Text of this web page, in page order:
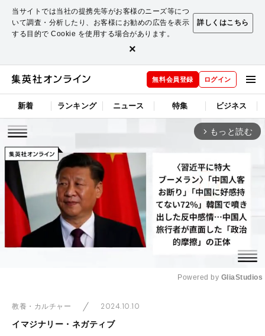
当サイトでは当社の提携先等がお客様のニーズ等につ
いて調査・分析したり、お客様にお勧めの広告を表示
する目的で Cookie を使用する場合があります。
詳しくはこちら
×
無料会員登録 ログイン
新着 ランキング ニュース 特集 ビジネス
arrow_forward_ios もっと読む
Powered by GliaStudios
教養・カルチャー
2024.10.10
イマジナリー・ネガティブ